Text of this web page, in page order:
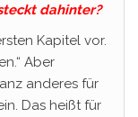
dahinter?
Kapitel vor.
Aber
anderes für
Das heißt für